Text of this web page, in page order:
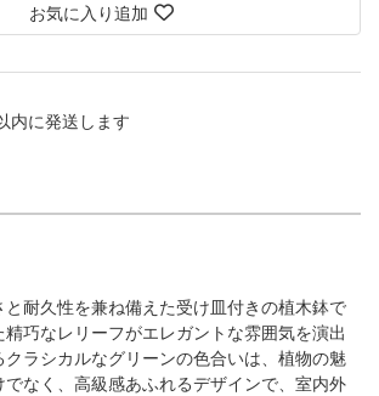
お気に入り追加
内に発送します
と耐久性を兼ね備えた受け皿付きの植木鉢で
巧なレリーフがエレガントな雰囲気を演出
クラシカルなグリーンの色合いは、植物の魅
でなく、高級感あふれるデザインで、室内外